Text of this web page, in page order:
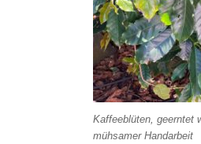
Kaffeeblüten, geerntet
mühsamer Handarbeit